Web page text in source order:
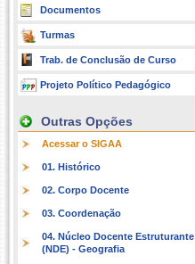
Documentos
Turmas
Trab. de Conclusão de Curso
Projeto Político Pedagógico
Outras Opções
Acessar o SIGAA
01. Histórico
02. Corpo Docente
03. Coordenação
04. Núcleo Docente Estruturante
(NDE) - Geografia